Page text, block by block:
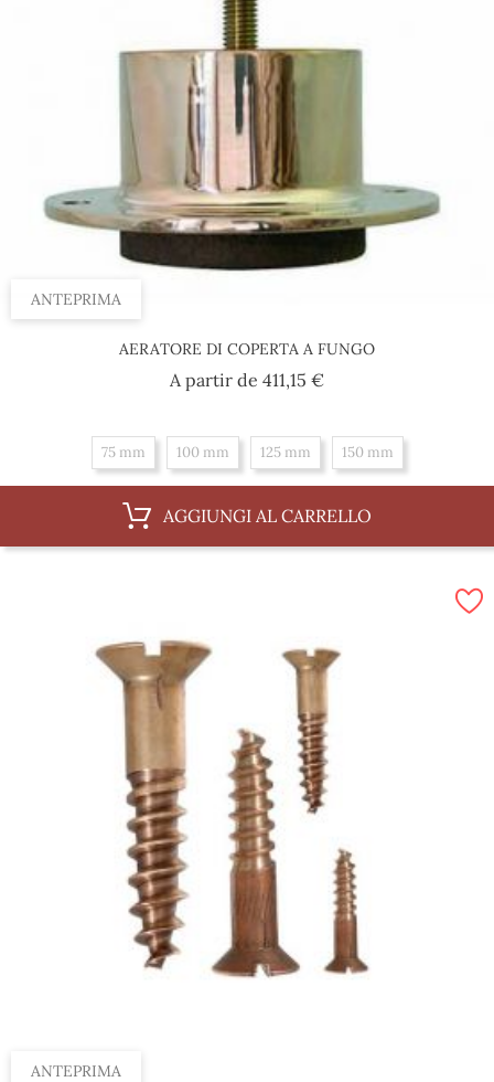
ANTEPRIMA
AERATORE DI COPERTA A FUNGO
A partir de 411,15 €Prezzo
75 mm 100 mm 125 mm 150 mm
AGGIUNGI AL CARRELLO
ANTEPRIMA